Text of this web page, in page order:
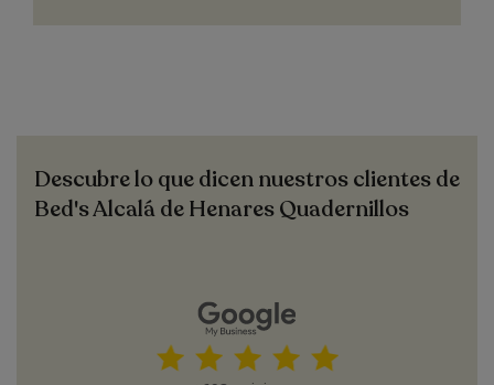
Descubre lo que dicen nuestros clientes de
Bed's Alcalá de Henares Quadernillos